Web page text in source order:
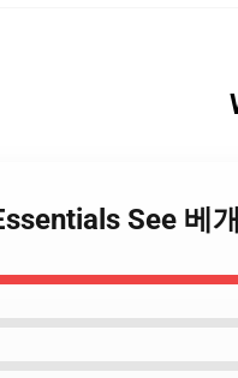
See 베